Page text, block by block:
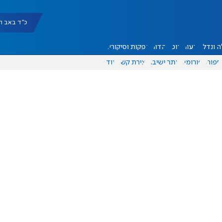
כ"ד באב תשפ"ו
ונדל"ן דעות אוכל יהדות הפקות וסיקורים
ספורט פורומים אתר ישיבה יצירת קשר עוד